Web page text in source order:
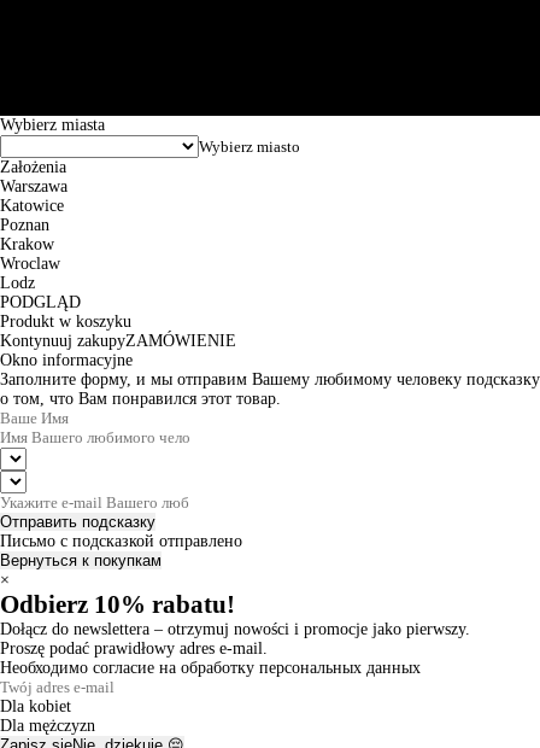
Wybierz miasta
Założenia
Warszawa
Katowice
Poznan
Krakow
Wroclaw
Lodz
PODGLĄD
Produkt w koszyku
Kontynuuj zakupyZAMÓWIENIE
Okno informacyjne
Заполните форму, и мы отправим Вашему любимому человеку подсказку
о том, что Вам понравился этот товар.
Отправить подсказку
Письмо с подсказкой отправлено
Вернуться к покупкам
×
Odbierz 10% rabatu!
Dołącz do newslettera – otrzymuj nowości i promocje jako pierwszy.
Proszę podać prawidłowy adres e-mail.
Необходимо согласие на обработку персональных данных
Dla kobiet
Dla mężczyzn